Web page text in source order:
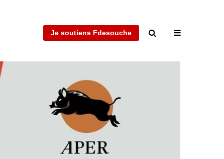
Je soutiens Fdesouche